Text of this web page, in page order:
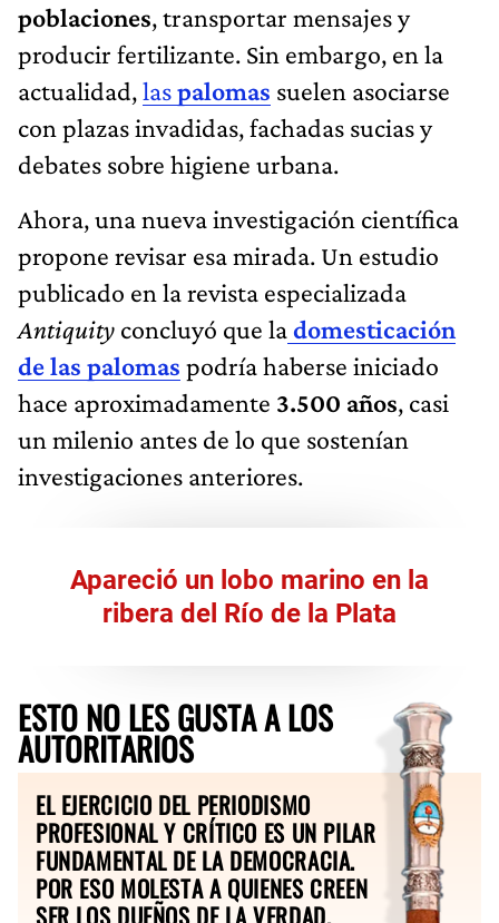
poblaciones, transportar mensajes y
producir fertilizante. Sin embargo, en la
actualidad,laspalomas suelen asociarse
con plazas invadidas, fachadas sucias y
debates sobre higiene urbana.
Ahora, una nueva investigación científica
propone revisar esa mirada. Un estudio
publicado en la revista especializada
Antiquity concluyó que ladomesticación
de las palomas podría haberse iniciado
hace aproximadamente 3.500 años, casi
un milenio antes de lo que sostenían
investigaciones anteriores.
Apareció un lobo marino en la
ribera del Río de la Plata
ESTO NO LES GUSTA A LOS
AUTORITARIOS
EL EJERCICIO DEL PERIODISMO
PROFESIONAL Y CRÍTICO ES UN PILAR
FUNDAMENTAL DE LA DEMOCRACIA.
POR ESO MOLESTA A QUIENES CREEN
SER LOS DUEÑOS DE LA VERDAD.